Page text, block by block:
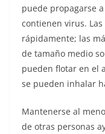
puede propagarse
contienen virus.
rápidamente; las
de tamaño medio
pueden flotar en el
se pueden inhalar
Mantenerse al
de otras personas